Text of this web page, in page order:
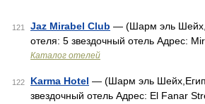
121 Jaz Mirabel Club — (Шарм эль
отеля: 5 звездочный отель Адрес:
Каталог отелей
122 Karma Hotel — (Шарм эль
звездочный отель Адрес: El Fanar